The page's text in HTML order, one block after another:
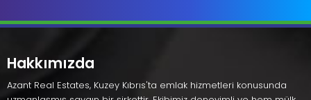
Hakkımızda
Azant Real Estates, Kuzey Kıbrıs'ta emlak hizmetleri konusunda